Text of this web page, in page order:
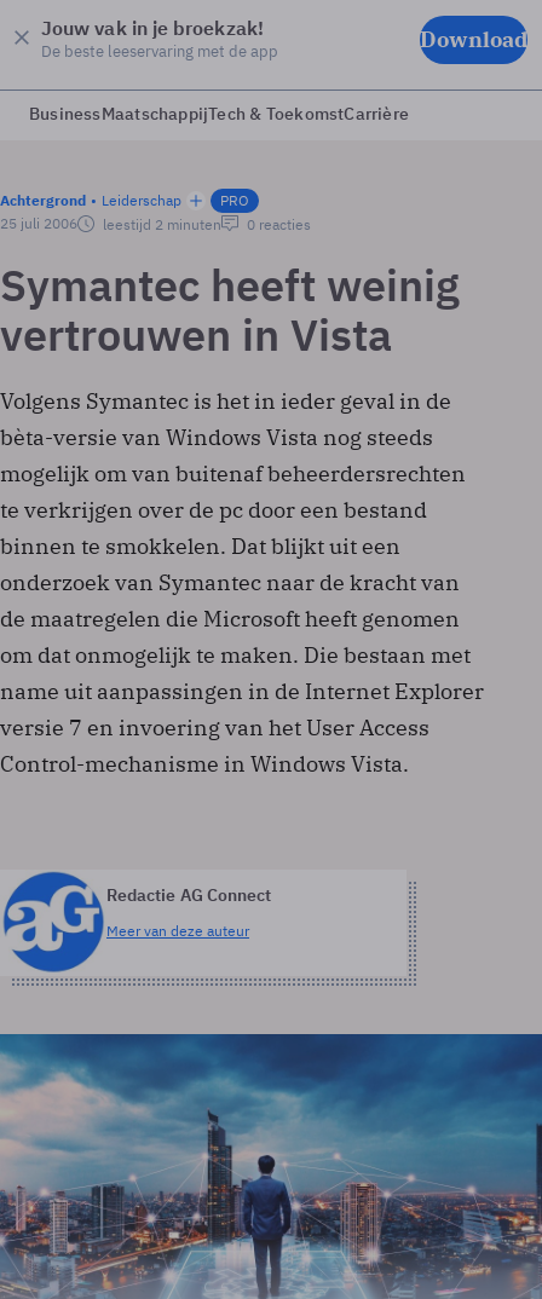
Jouw vak in je broekzak!
De beste leeservaring met de app Download
BusinessMaatschappijTech & ToekomstCarrière
Achtergrond Leiderschap
PRO
25 juli 2006
leestijd 2 minuten 0 reacties
Symantec heeft weinig
vertrouwen in Vista
Volgens Symantec is het in ieder geval in de
bèta-versie van Windows Vista nog steeds
mogelijk om van buitenaf beheerdersrechten
te verkrijgen over de pc door een bestand
binnen te smokkelen. Dat blijkt uit een
onderzoek van Symantec naar de kracht van
de maatregelen die Microsoft heeft genomen
om dat onmogelijk te maken. Die bestaan met
name uit aanpassingen in de Internet Explorer
versie 7 en invoering van het User Access
Control-mechanisme in Windows Vista.
Redactie AG Connect
Meer van deze auteur